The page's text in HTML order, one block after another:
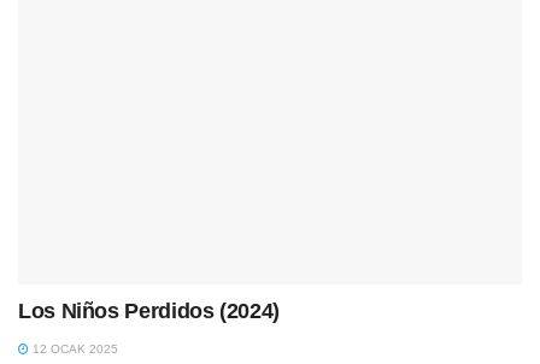
Los Niños Perdidos (2024)
12 OCAK 2025